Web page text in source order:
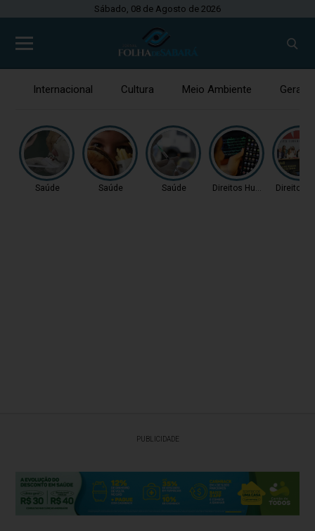
Sábado, 08 de Agosto de 2026
Internacional Cultura Meio Ambiente Gerais
Saúde Saúde Saúde Direitos HumanosDireitos
PUBLICIDADE